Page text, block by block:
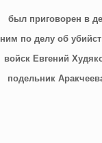
был приговорен в
ним по делу об
войск Евгений
подельник